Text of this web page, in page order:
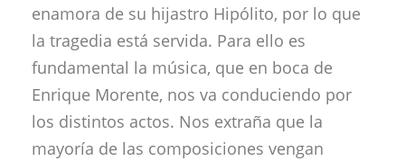
enamora de su hijastro Hipólito, por lo que
la tragedia está servida. Para ello es
fundamental la música, que en boca de
Enrique Morente, nos va conduciendo por
los distintos actos. Nos extraña que la
mayoría de las composiciones vengan